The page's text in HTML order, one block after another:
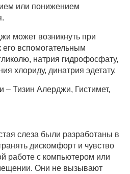
или понижением
может возникнуть при
его вспомогательным
натрия гидрофосфату,
хлориду, динатрия эдетату.
– Тизин Алерджи, Гистимет,
слеза были разработаны в
дискомфорт и чувство
работе с компьютером или
Они не вызывают